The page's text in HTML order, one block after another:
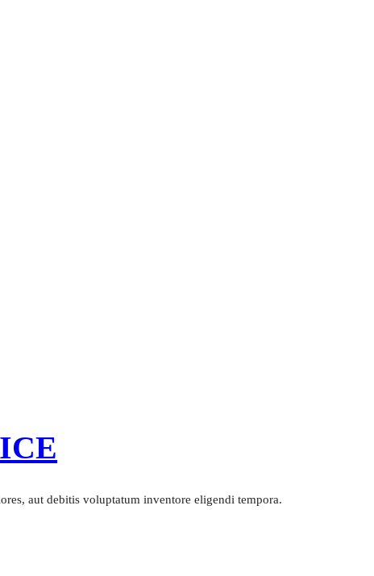
aut debitis voluptatum inventore eligendi tempora.